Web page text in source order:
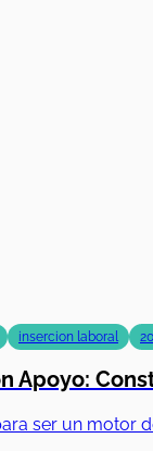
insercion laboral
Apoyo:
ser un motor